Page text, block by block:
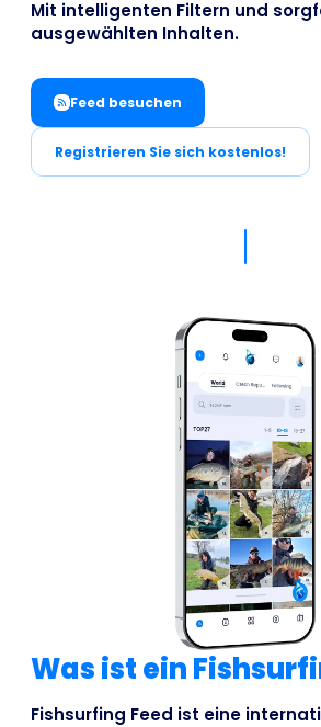
Mit intelligenten Filtern und
ausgewählten Inhalten.
Feed besuchen
Registrieren Sie sich kostenlos!
Was ist ein
Fishsurfing Feed ist eine